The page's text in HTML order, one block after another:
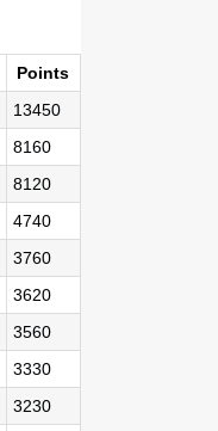
Points
13450
8160
8120
4740
3760
3620
3560
3330
3230